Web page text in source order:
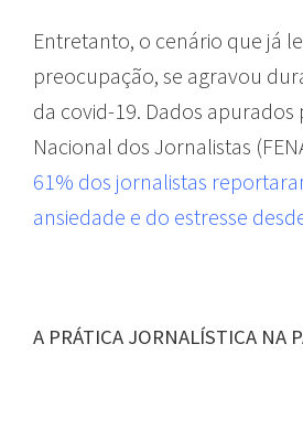
Entretanto, o cenário que já
preocupação, se agravou
da covid-19. Dados apurados
Nacional dos Jornalistas
61% dos jornalistas
ansiedade e do estresse
A PRÁTICA JORNALÍSTICA NA